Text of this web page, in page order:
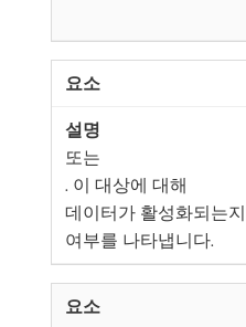
또는
. 이 대상에 대해
데이터가 활성화되는지
여부를 나타냅니다.